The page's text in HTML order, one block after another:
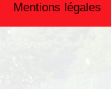
Mentions légales